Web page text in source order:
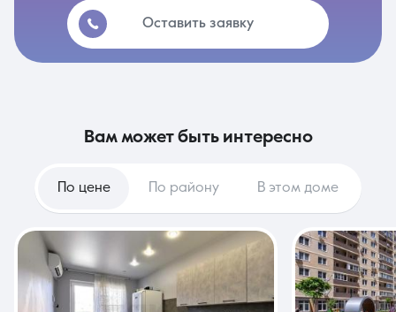
Оставить заявку
вам может быть интересно
По цене По району В этом доме